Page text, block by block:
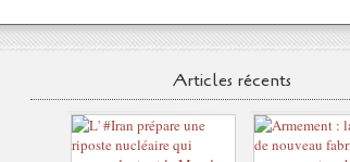
Articles récents